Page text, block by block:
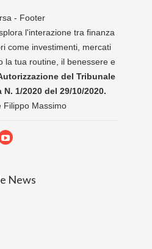
l'interazione tra finanza
come investimenti, mercati
la tua routine, il benessere e
del Tribunale
1/2020 del 29/10/2020.
Filippo Massimo